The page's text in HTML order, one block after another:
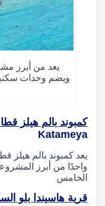
يعد من أبرز
ويضم وحدات
كمبوند بالم هيلز
Katameya
واحدًا من أبرز
الخامس